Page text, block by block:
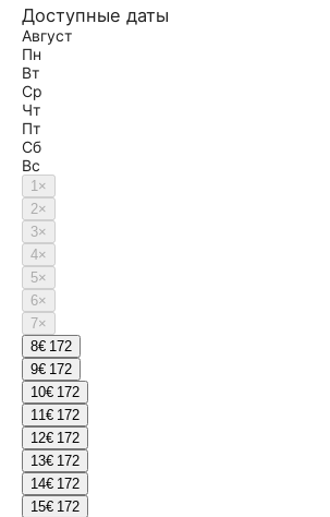
Доступные даты
Август
Пн
Вт
Ср
Чт
Пт
Сб
Вс
1×
2×
3×
4×
5×
6×
7×
8€ 172
9€ 172
10€ 172
11€ 172
12€ 172
13€ 172
14€ 172
15€ 172